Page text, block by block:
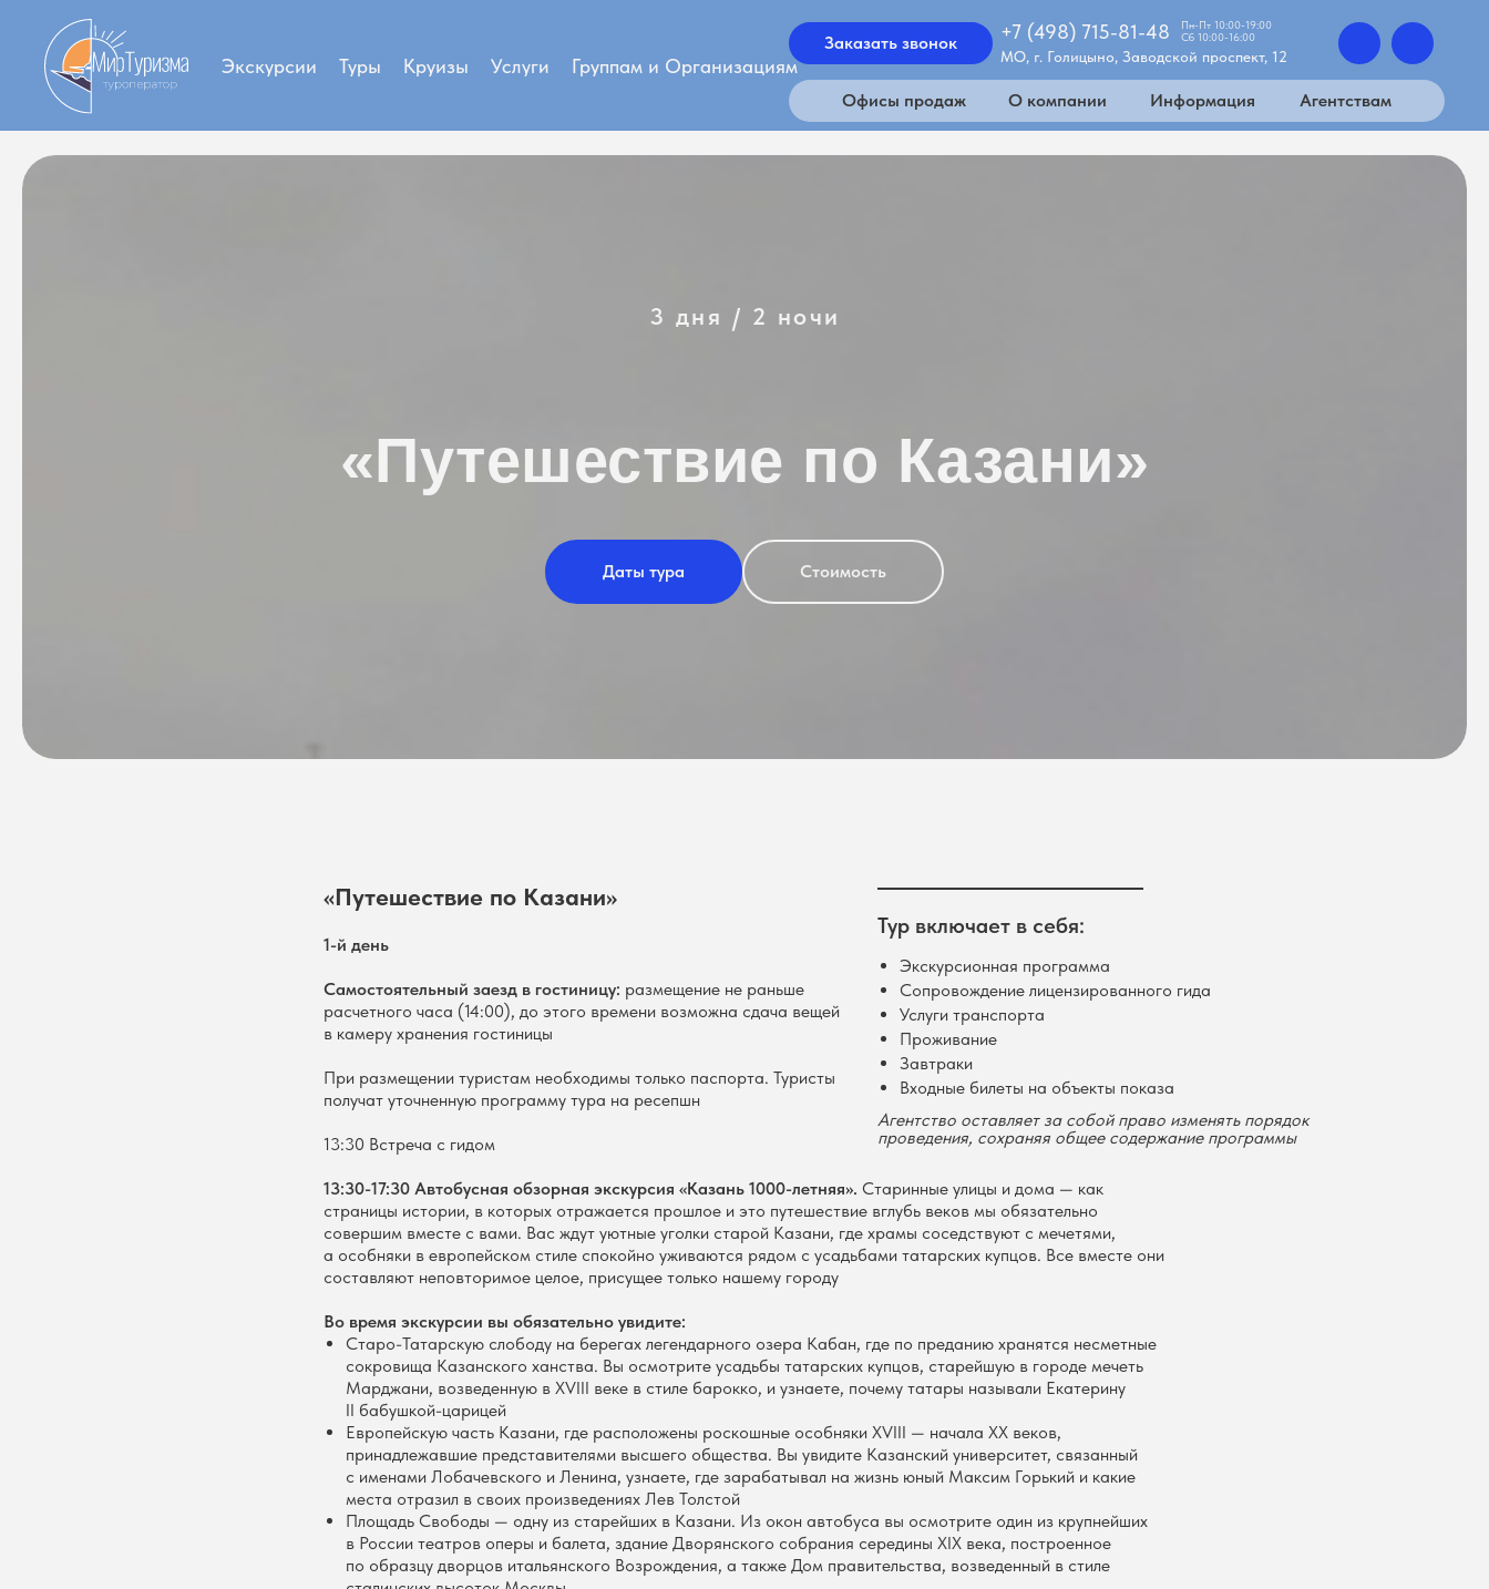
Заказать звонок
Экскурсии Туры Круизы Услуги Группам и Организациям
+7 (498) 715-81-48
МО, г. Голицыно, Заводской проспект, 12
Информация Агентствам
Офисы продаж О компании
Пн-Пт 10:00-19:00
Сб 10:00-16:00
3 дня / 2 ночи
«Путешествие по Казани»
Даты тура Стоимость
Тур включает в себя:
Экскурсионная программа
Сопровождение лицензированного гида
Услуги транспорта
Проживание
Завтраки
Входные билеты на объекты показа
Агентство оставляет за собой право изменять порядок
проведения, сохраняя общее содержание программы
«Путешествие по Казани»
1-й день
Самостоятельный заезд в гостиницу: размещение не раньше
расчетного часа (14:00), до этого времени возможна сдача вещей
в камеру хранения гостиницы
При размещении туристам необходимы только паспорта. Туристы
получат уточненную программу тура на ресепшн
13:30 Встреча с гидом
13:30-17:30 Автобусная обзорная экскурсия «Казань 1000-летняя». Старинные улицы и дома — как
страницы истории, в которых отражается прошлое и это путешествие вглубь веков мы обязательно
совершим вместе с вами. Вас ждут уютные уголки старой Казани, где храмы соседствуют с мечетями,
а особняки в европейском стиле спокойно уживаются рядом с усадьбами татарских купцов. Все вместе они
составляют неповторимое целое, присущее только нашему городу
Во время экскурсии вы обязательно увидите:
Старо-Татарскую слободу на берегах легендарного озера Кабан, где по преданию хранятся несметные
сокровища Казанского ханства. Вы осмотрите усадьбы татарских купцов, старейшую в городе мечеть
Марджани, возведенную в XVIII веке в стиле барокко, и узнаете, почему татары называли Екатерину
II бабушкой-царицей
Европейскую часть Казани, где расположены роскошные особняки XVIII — начала XX веков,
принадлежавшие представителями высшего общества. Вы увидите Казанский университет, связанный
с именами Лобачевского и Ленина, узнаете, где зарабатывал на жизнь юный Максим Горький и какие
места отразил в своих произведениях Лев Толстой
Площадь Свободы — одну из старейших в Казани. Из окон автобуса вы осмотрите один из крупнейших
в России театров оперы и балета, здание Дворянского собрания середины XIX века, построенное
по образцу дворцов итальянского Возрождения, а также Дом правительства, возведенный в стиле